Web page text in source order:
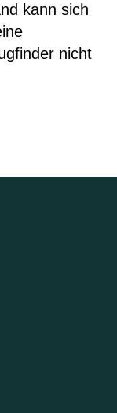
kann sich
nicht